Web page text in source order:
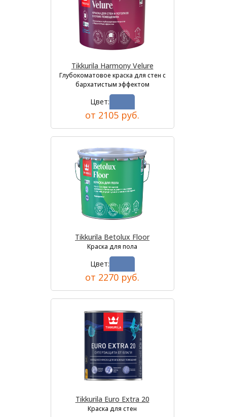
Tikkurila Harmony Velure
Глубокоматовое краска для стен с
бархатистым эффектом
Цвет:
от 2105 руб.
Tikkurila Betolux Floor
Краска для пола
Цвет:
от 2270 руб.
Tikkurila Euro Extra 20
Краска для стен